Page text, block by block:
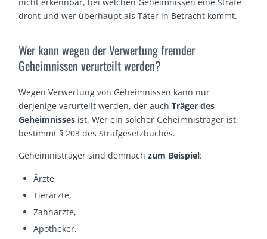
droht und wer überhaupt als Täter in Betracht kommt.
Wer kann wegen der Verwertung fremder
Geheimnissen verurteilt werden?
Wegen Verwertung von Geheimnissen kann nur
derjenige verurteilt werden, der auchTräger des
Geheimnisses ist. Wer ein solcher Geheimnisträger ist,
bestimmt § 203 des Strafgesetzbuches.
Geheimnisträger sind demnachzum Beispiel:
Ärzte,
Tierärzte,
Zahnärzte,
Apotheker,